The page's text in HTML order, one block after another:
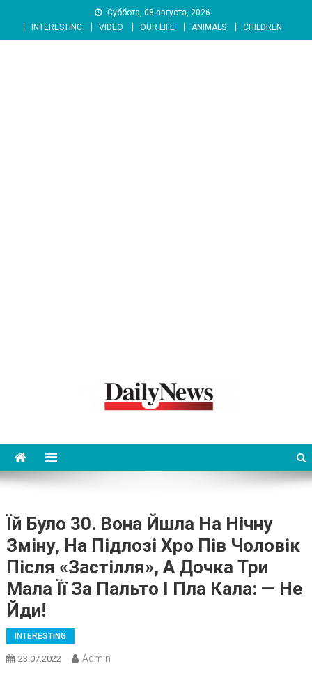
content
Суббота, 08 августа, 2026
INTERESTING
VIDEO OUR LIFE ANIMALS CHILDREN
Їй Було 30. Вона Йшла На Нічну
Зміну, На Підлозі Хро Пів Чоловік
Після «застілля», А Дочка Три
Мала Її За Пальто І Пла Кала: — Не
Йди!
INTERESTING
23.07.2022 Admin